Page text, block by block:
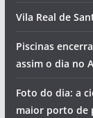
Vila Real de
Piscinas
assim o dia no
Foto do dia: a
maior porto de